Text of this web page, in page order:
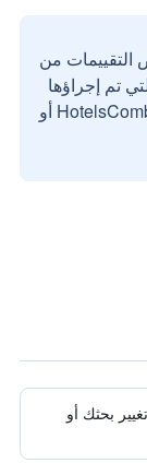
من
تم إجراؤها
بواسطة مستخدمين حقيقيين مع HotelsCombined أو
بحثك أو